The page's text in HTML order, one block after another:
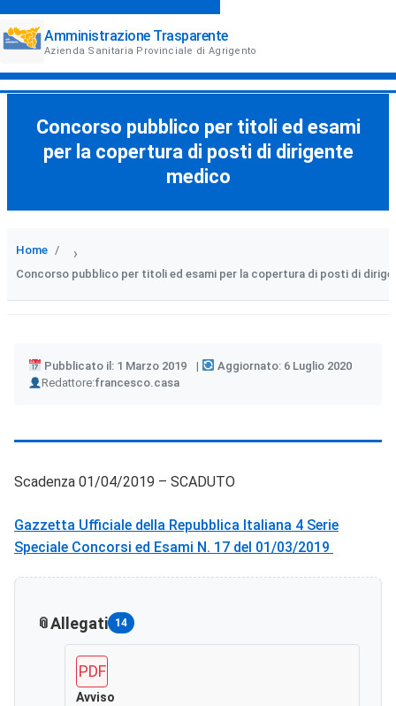
Amministrazione Trasparente
Azienda Sanitaria Provinciale di Agrigento
Concorso pubblico per titoli ed esami
per la copertura di posti di dirigente
medico
Home ›
Concorso pubblico per titoli ed esami per la copertura di posti di
Pubblicato il: 1 Marzo 2019
Aggiornato: 6 Luglio 2020
Redattore:
Author francesco.casa
Scadenza 01/04/2019 – SCADUTO
Gazzetta Ufficiale della Repubblica Italiana 4 Serie
Speciale Concorsi ed Esami N. 17 del 01/03/2019
Allegati 14
PDF
Avviso